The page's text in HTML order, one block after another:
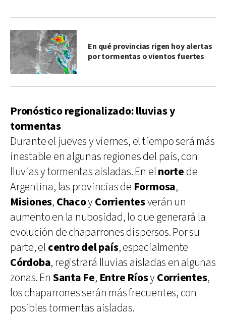
En qué provincias rigen hoy alertas
por tormentas o vientos fuertes
Pronóstico regionalizado: lluvias y
tormentas
Durante el jueves y viernes, el tiempo será más
inestable en algunas regiones del país, con
lluvias y tormentas aisladas. En elnorte de
Argentina, las provincias de Formosa,
Misiones, ChacoyCorrientesverán un
aumento en la nubosidad, lo que generará la
evolución de chaparrones dispersos. Por su
parte, el centro del país, especialmente
Córdoba, registrará lluvias aisladas en algunas
zonas. En Santa Fe, Entre RíosyCorrientes,
los chaparrones serán más frecuentes, con
posibles tormentas aisladas.